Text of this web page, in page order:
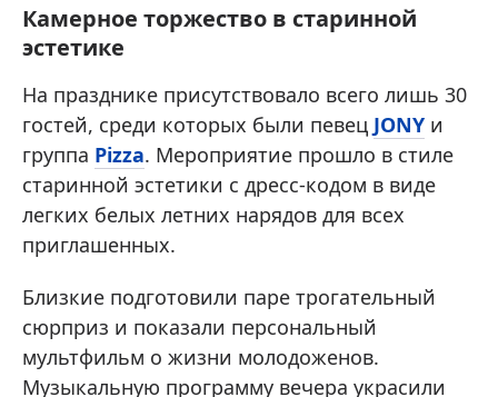
Камерное торжество в старинной
эстетике
На празднике присутствовало всего лишь 30
гостей, среди которых были певец JONY и
группа Pizza. Мероприятие прошло в стиле
старинной эстетики с дресс-кодом в виде
легких белых летних нарядов для всех
приглашенных.
Близкие подготовили паре трогательный
сюрприз и показали персональный
мультфильм о жизни молодоженов.
Музыкальную программу вечера украсили